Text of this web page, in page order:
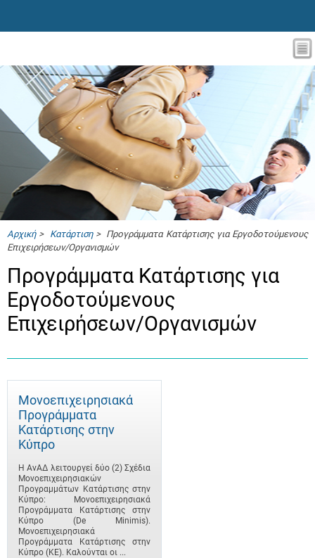
Αρχική> Κατάρτιση> Προγράμματα Κατάρτισης για Εργοδοτούμενους
Επιχειρήσεων/Οργανισμών
Προγράμματα Κατάρτισης για
Εργοδοτούμενους
Επιχειρήσεων/Οργανισμών
Μονοεπιχειρησιακά
Προγράμματα
Κατάρτισης στην
Κύπρο
Η ΑνΑΔ λειτουργεί δύο (2) Σχέδια
Μονοεπιχειρησιακών
Προγραμμάτων Κατάρτισης στην
Κύπρο: Μονοεπιχειρησιακά
Προγράμματα Κατάρτισης στην
Κύπρο (De Minimis).
Μονοεπιχειρησιακά
Προγράμματα Κατάρτισης στην
Κύπρο (ΚΕ). Καλούνται οι ...